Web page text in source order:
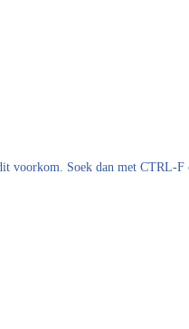
voorkom. Soek dan met CTRL-F